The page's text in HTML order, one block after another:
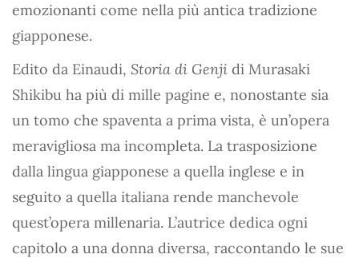
emozionanti come nella più antica tradizione
giapponese.
Edito da Einaudi, Storia di Genji di Murasaki
Shikibu ha più di mille pagine e, nonostante sia
un tomo che spaventa a prima vista, è un’opera
meravigliosa ma incompleta. La trasposizione
dalla lingua giapponese a quella inglese e in
seguito a quella italiana rende manchevole
quest’opera millenaria. L’autrice dedica ogni
capitolo a una donna diversa, raccontando le sue